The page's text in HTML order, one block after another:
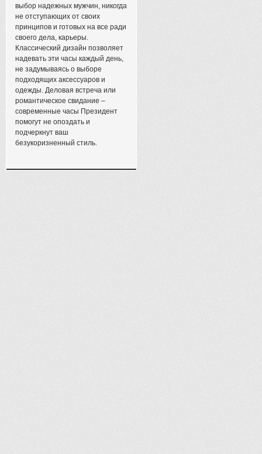
выбор надежных мужчин, никогда
не отступающих от своих
принципов и готовых на все ради
своего дела, карьеры.
Классический дизайн позволяет
надевать эти часы каждый день,
не задумываясь о выборе
подходящих аксессуаров и
одежды. Деловая встреча или
романтическое свидание –
современные часы Президент
помогут не опоздать и
подчеркнут ваш
безукоризненный стиль.